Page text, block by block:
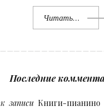
Читать…
Последние
к записи Книги-пианино